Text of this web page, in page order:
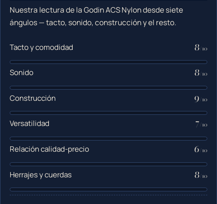
Nuestra lectura de la Godin ACS Nylon desde siete
ángulos — tacto, sonido, construcción y el resto.
Tacto y comodidad 8/10
Sonido 8/10
Construcción 9/10
Versatilidad 7/10
Relación calidad-precio 6/10
Herrajes y cuerdas 8/10